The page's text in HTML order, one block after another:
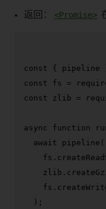
返回： <Promise>
const { pipeline
const fs =
const zlib =
async function
await
pipeline (
    fs.
    zlib.
    fs.
  );